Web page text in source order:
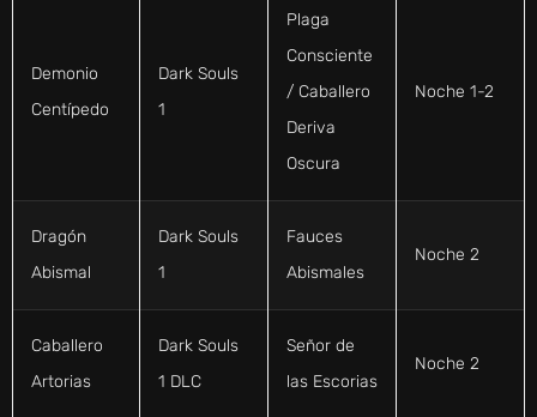
Demonio
Centípedo
Dark Souls
1
Plaga
Consciente
/ Caballero
Deriva
Oscura
Noche 1-2
Dragón
Abismal
Dark Souls
1
Fauces
Abismales
Noche 2
Caballero
Artorias
Dark Souls
1 DLC
Señor de
las Escorias
Noche 2